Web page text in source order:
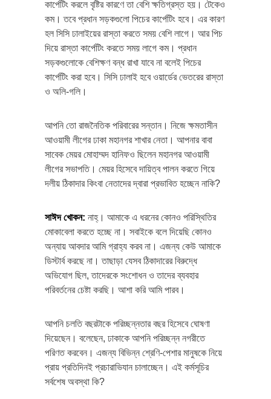
কার্পেটিং করলে বৃষ্টির কারণে তা বেশি ক্ষতিগ্রস্ত হয়। টেকেও
কম। তবে প্রধান সড়কগুলো পিচের কার্পেটিং হবে। এর কারণ
হল সিসি ঢালাইয়ের রাস্তা করতে সময় বেশি লাগে। আর পিচ
দিয়ে রাস্তা কার্পেটিং করতে সময় লাগে কম। প্রধান
সড়কগুলোকে বেশিক্ষণ বন্ধ রাখা যাবে না বলেই পিচের
কার্পেটিং করা হবে। সিসি ঢালাই হবে ওয়ার্ডের ভেতরের রাস্তা
ও অলি-গলি।
আপনি তো রাজনৈতিক পরিবারের সন্তান। নিজে ক্ষমতাসীন
আওয়ামী লীগের ঢাকা মহানগর শাখার নেতা। আপনার বাবা
সাবেক মেয়র মোহাম্মদ হানিফও ছিলেন মহানগর আওয়ামী
লীগের সভাপতি। মেয়র হিসেবে দায়িত্ব পালন করতে গিয়ে
দলীয় ঠিকাদার কিংবা নেতাদের দ্বারা প্রভাবিত হচ্ছেন নাকি?
সাঈদ খোকন: নাহ্‌। আমাকে এ ধরনের কোনও পরিস্থিতির
মোকাবেলা করতে হচ্ছে না। সবাইকে বলে দিয়েছি কোনও
অন্যায় আবদার আমি গ্রাহ্য করব না। এজন্য কেউ আমাকে
ডিস্টার্ব করছে না। তাছাড়া যেসব ঠিকাদারের বিরুদ্ধে
অভিযোগ ছিল, তাদেরকে সংশোধন ও তাদের ব্যবহার
পরিবর্তনের চেষ্টা করছি। আশা করি আমি পারব।
আপনি চলতি বছরটাকে পরিচ্ছন্নতার বছর হিসেবে ঘোষণা
দিয়েছেন। বলেছেন, ঢাকাকে আপনি পরিচ্ছন্ন নগরীতে
পরিণত করবেন। এজন্য বিভিন্ন শ্রেণি-পেশার মানুষকে নিয়ে
প্রায় প্রতিদিনই প্রচারাভিযান চালাচ্ছেন। এই কর্মসূচির
সর্বশেষ অবস্থা কি?